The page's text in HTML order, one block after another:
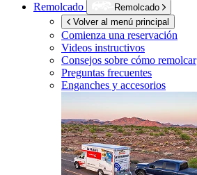
Remolcado
Remolcado
Volver al menú principal
Comienza una reservación
Videos instructivos
Consejos sobre cómo remolcar
Preguntas frecuentes
Enganches y accesorios